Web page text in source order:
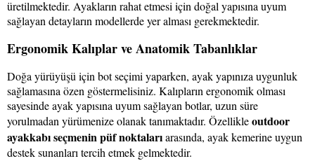
üretilmektedir. Ayakların rahat etmesi için doğal yapısına uyum
sağlayan detayların modellerde yer alması gerekmektedir.
Ergonomik Kalıplar ve Anatomik Tabanlıklar
Doğa yürüyüşü için bot seçimi yaparken, ayak yapınıza uygunluk
sağlamasına özen göstermelisiniz. Kalıpların ergonomik olması
sayesinde ayak yapısına uyum sağlayan botlar, uzun süre
yorulmadan yürümenize olanak tanımaktadır. Özellikleoutdoor
ayakkabı seçmenin püf noktalarıarasında, ayak kemerine uygun
destek sunanları tercih etmek gelmektedir.